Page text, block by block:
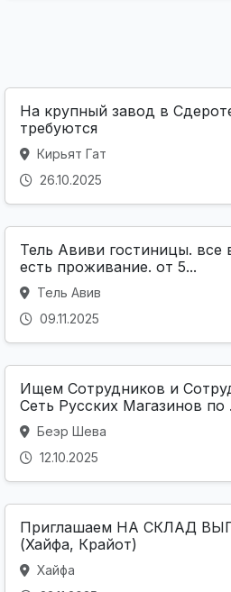
На крупный завод в
требуются
Кирьят Гат
26.10.2025
Тель Авиви гостиницы. все
есть проживание. от 5...
Тель Авив
09.11.2025
Ищем Сотрудников и
Сеть Русских Магазинов по
Беэр Шева
12.10.2025
Приглашаем НА СКЛАД
(Хайфа, Крайот)
Хайфа